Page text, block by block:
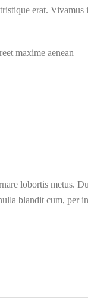
erat. Vivamus
maxime aenean
lobortis metus.
blandit cum, per